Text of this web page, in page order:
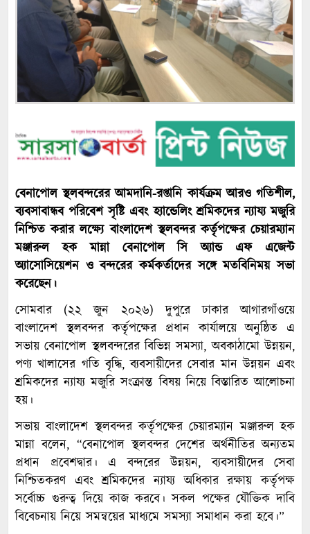
বেনাপোল স্থলবন্দরের আমদানি-রপ্তানি কার্যক্রম আরও গতিশীল,
ব্যবসাবান্ধব পরিবেশ সৃষ্টি এবং হ্যান্ডেলিং শ্রমিকদের ন্যায্য মজুরি
নিশ্চিত করার লক্ষ্যে বাংলাদেশ স্থলবন্দর কর্তৃপক্ষের চেয়ারম্যান
মঞ্জারুল হক মান্না বেনাপোল সি অ্যান্ড এফ এজেন্ট
অ্যাসোসিয়েশন ও বন্দরের কর্মকর্তাদের সঙ্গে মতবিনিময় সভা
করেছেন।
সোমবার (২২ জুন ২০২৬) দুপুরে ঢাকার আগারগাঁওয়ে
বাংলাদেশ স্থলবন্দর কর্তৃপক্ষের প্রধান কার্যালয়ে অনুষ্ঠিত এ
সভায় বেনাপোল স্থলবন্দরের বিভিন্ন সমস্যা, অবকাঠামো উন্নয়ন,
পণ্য খালাসের গতি বৃদ্ধি, ব্যবসায়ীদের সেবার মান উন্নয়ন এবং
শ্রমিকদের ন্যায্য মজুরি সংক্রান্ত বিষয় নিয়ে বিস্তারিত আলোচনা
হয়।
সভায় বাংলাদেশ স্থলবন্দর কর্তৃপক্ষের চেয়ারম্যান মঞ্জারুল হক
মান্না বলেন, “বেনাপোল স্থলবন্দর দেশের অর্থনীতির অন্যতম
প্রধান প্রবেশদ্বার। এ বন্দরের উন্নয়ন, ব্যবসায়ীদের সেবা
নিশ্চিতকরণ এবং শ্রমিকদের ন্যায্য অধিকার রক্ষায় কর্তৃপক্ষ
সর্বোচ্চ গুরুত্ব দিয়ে কাজ করবে। সকল পক্ষের যৌক্তিক দাবি
বিবেচনায় নিয়ে সমন্বয়ের মাধ্যমে সমস্যা সমাধান করা হবে।”